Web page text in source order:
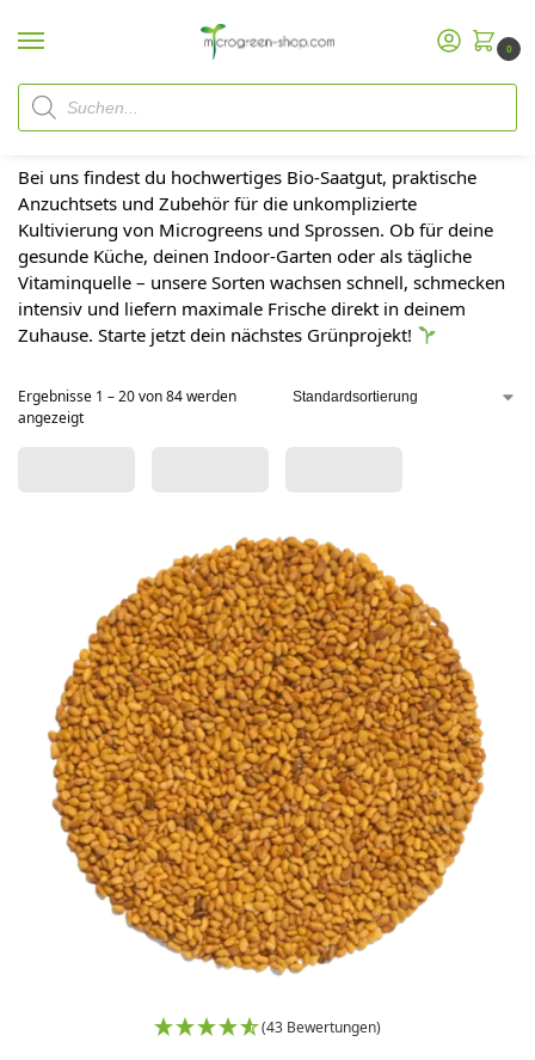
0
Start Microgreen Shop
Microgreens & Sprossen – frisch, nährstoffreich und einfach zuhause anbauen
Bei uns findest du hochwertiges Bio-Saatgut, praktische
Anzuchtsets und Zubehör für die unkomplizierte
Kultivierung von Microgreens und Sprossen. Ob für deine
gesunde Küche, deinen Indoor-Garten oder als tägliche
Vitaminquelle – unsere Sorten wachsen schnell, schmecken
intensiv und liefern maximale Frische direkt in deinem
Zuhause. Starte jetzt dein nächstes Grünprojekt!
Ergebnisse 1 – 20 von 84 werden
angezeigt
(43 Bewertungen)